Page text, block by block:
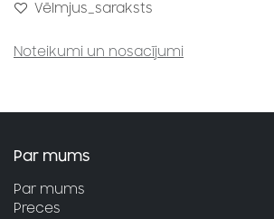
Vēlmjus_saraksts
Noteikumi un nosacījumi
Par mums
Par mums
Preces